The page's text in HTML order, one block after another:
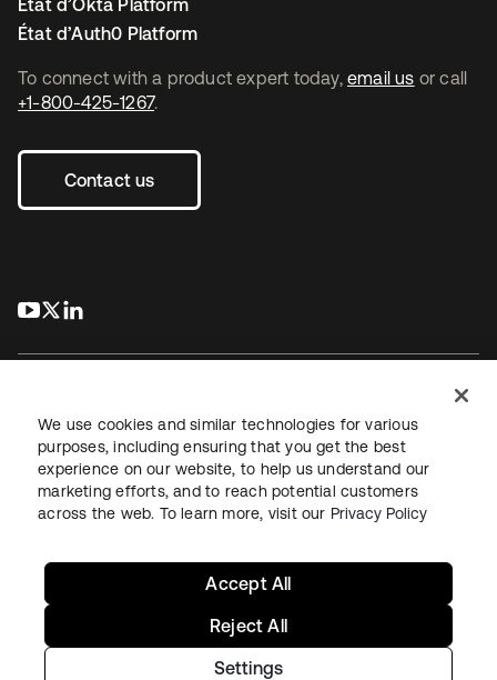
To connect with a product expert today, email us or call
+1-800-425-1267.
Contact us
s’ouvre dans un nouvel onglet
s’ouvre dans un nouvel onglet
État d’Okta Platform
État d’Auth0 Platform
JuridiquePolitique de confidentialité
Conditions d’utilisation du siteSécuritéPlan du site
Paramètres des cookies
We use cookies and similar technologies for various
purposes, including ensuring that you get the best
experience on our website, to help us understand our
marketing efforts, and to reach potential customers
across the web. To learn more, visit our Privacy Policy
Settings
Reject All
Accept All